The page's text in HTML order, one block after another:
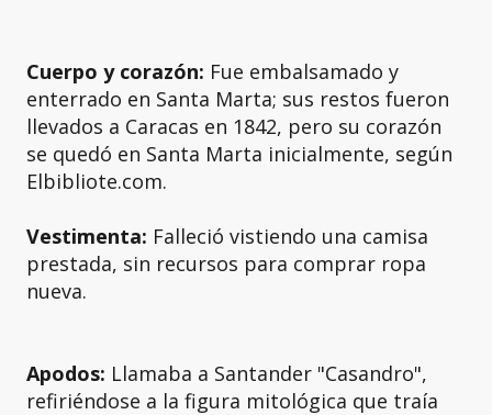
Cuerpo y corazón: Fue embalsamado y
enterrado en Santa Marta; sus restos fueron
llevados a Caracas en 1842, pero su corazón
se quedó en Santa Marta inicialmente, según
Elbibliote.com.
Vestimenta: Falleció vistiendo una camisa
prestada, sin recursos para comprar ropa
nueva.
Apodos: Llamaba a Santander "Casandro",
refiriéndose a la figura mitológica que traía